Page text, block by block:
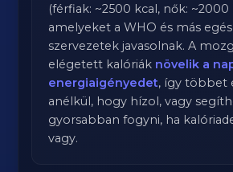
(férfiak: ~2500 kcal, nők: ~2000
amelyeket a WHO és más
szervezetek javasolnak. A
elégetett kalóriák növelik a
energiaigényedet, így többet
anélkül, hogy hízol, vagy
gyorsabban fogyni, ha
vagy.